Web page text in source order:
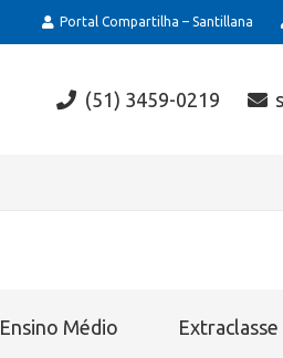
Portal Compartilha – Santillana
(51) 3459-0219
Ensino Médio Extraclasse